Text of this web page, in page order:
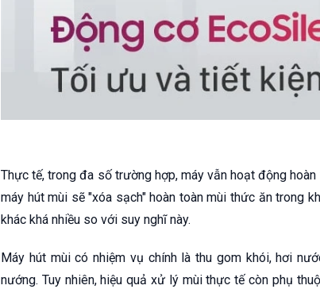
Thực tế, trong đa số trường hợp, máy vẫn hoạt động
máy hút mùi sẽ "xóa sạch" hoàn toàn mùi thức ăn trong
khác khá nhiều so với suy nghĩ này.
Máy hút mùi có nhiệm vụ chính là thu gom khói, hơi
nướng. Tuy nhiên, hiệu quả xử lý mùi thực tế còn phụ